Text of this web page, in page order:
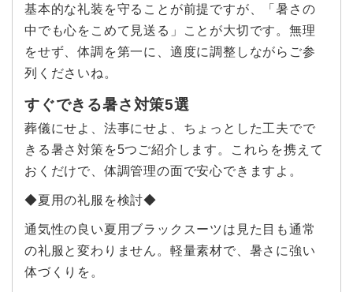
基本的な礼装を守ることが前提ですが、「暑さの
中でも心をこめて見送る」ことが大切です。無理
をせず、体調を第一に、適度に調整しながらご参
列くださいね。
すぐできる暑さ対策5選
葬儀にせよ、法事にせよ、ちょっとした工夫でで
きる暑さ対策を5つご紹介します。これらを携えて
おくだけで、体調管理の面で安心できますよ。
◆夏用の礼服を検討◆
通気性の良い夏用ブラックスーツは見た目も通常
の礼服と変わりません。軽量素材で、暑さに強い
体づくりを。